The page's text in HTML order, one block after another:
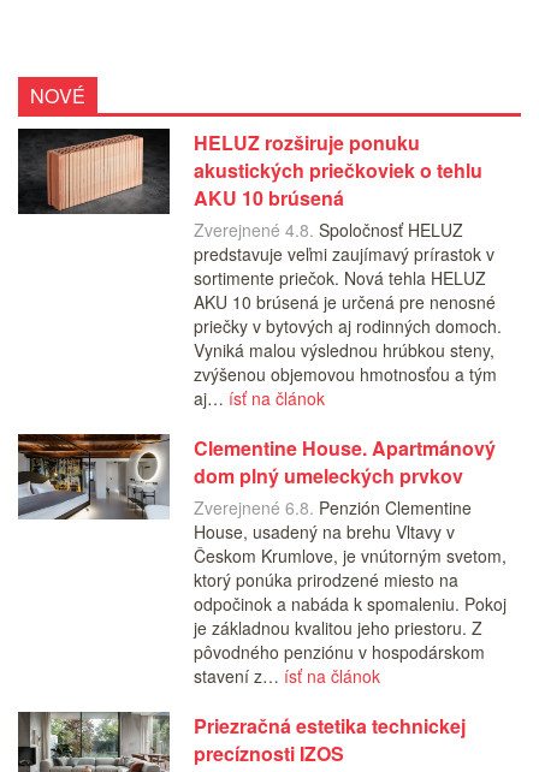
NOVÉ
HELUZ rozširuje ponuku
akustických priečkoviek o tehlu
AKU 10 brúsená
Zverejnené 4.8. Spoločnosť HELUZ
predstavuje veľmi zaujímavý prírastok v
sortimente priečok. Nová tehla HELUZ
AKU 10 brúsená je určená pre nenosné
priečky v bytových aj rodinných domoch.
Vyniká malou výslednou hrúbkou steny,
zvýšenou objemovou hmotnosťou a tým
aj… ísť na článok
Clementine House. Apartmánový
dom plný umeleckých prvkov
Zverejnené 6.8. Penzión Clementine
House, usadený na brehu Vltavy v
Českom Krumlove, je vnútorným svetom,
ktorý ponúka prirodzené miesto na
odpočinok a nabáda k spomaleniu. Pokoj
je základnou kvalitou jeho priestoru. Z
pôvodného penziónu v hospodárskom
stavení z… ísť na článok
Priezračná estetika technickej
precíznosti IZOS